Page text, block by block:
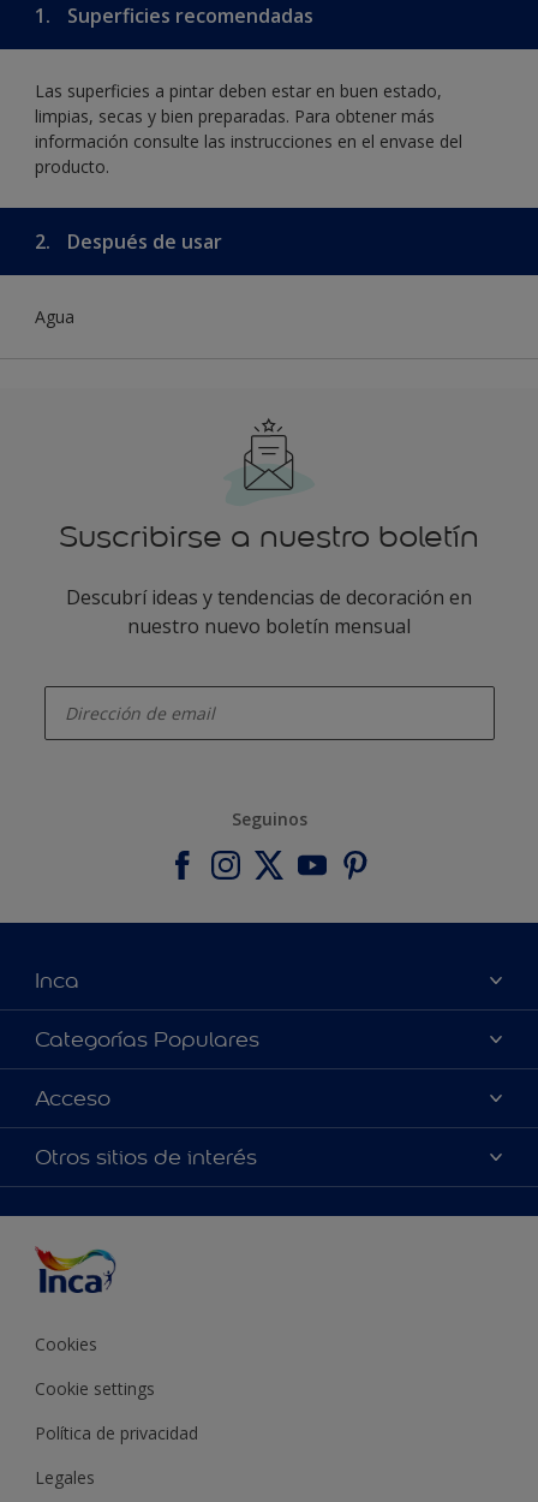
1. Superficies recomendadas
Las superficies a pintar deben estar en buen estado,
limpias, secas y bien preparadas. Para obtener más
información consulte las instrucciones en el envase del
producto.
2. Después de usar
Agua
Suscribirse a nuestro boletín
Descubrí ideas y tendencias de decoración en
nuestro nuevo boletín mensual
Seguinos
Inca
Acerca de Inca
Contactanos
Encontrá un distribuidor Inca
Categorías Populares
Colores
Productos
Inspiración
Acceso
Accesibilidad
Precisión del color
Otros sitios de interés
Cookies
Cookie settings
Política de privacidad
Legales